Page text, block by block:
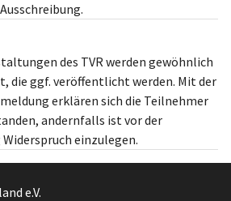
des TVR werden gewöhnlich
die ggf. veröffentlicht werden. Mit der
erklären sich die Teilnehmer
andernfalls ist vor der
einzulegen.
e.V.